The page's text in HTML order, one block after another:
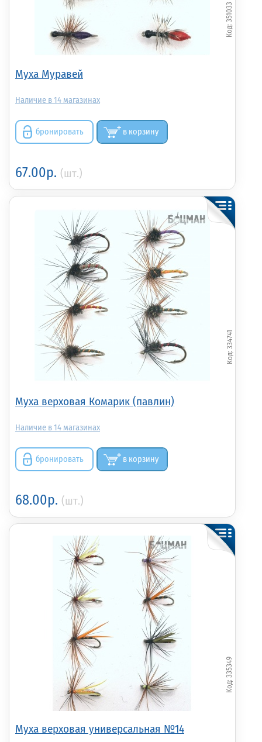
Муха Муравей
351033
14
бронировать в корзину
67.00р. (шт.)
Муха верховая Комарик (павлин)
334741
14
бронировать в корзину
68.00р. (шт.)
Муха верховая универсальная №14
335349